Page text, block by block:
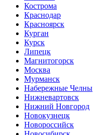
Кострома
Краснодар
Красноярск
Курган
Курск
Липецк
Магнитогорск
Москва
Мурманск
Набережные Челны
Нижневартовск
Нижний Новгород
Новокузнецк
Новороссийск